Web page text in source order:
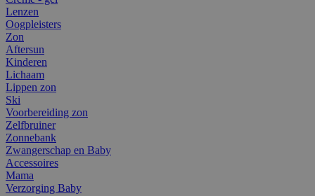
Lenzen
Oogpleisters
Zon
Aftersun
Kinderen
Lichaam
Lippen zon
Ski
Voorbereiding zon
Zelfbruiner
Zonnebank
Zwangerschap en Baby
Accessoires
Mama
Verzorging Baby